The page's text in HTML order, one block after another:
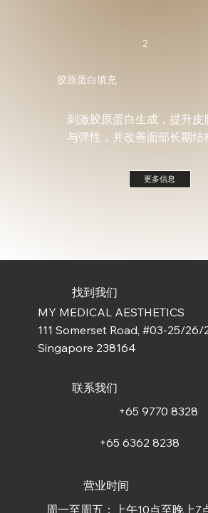
2
胶原蛋白填充
刺激胶原蛋白生成，提升皮
与弹性，并改善面部长期结
更多信息
找到我们
MY MEDICAL AESTHETICS
111 Somerset Road, #03-25/26/
Singapore 238164
营业时间
周一至周五：上午10点至晚上7
联系我们
+65 9770 8328
+65 6362 8238